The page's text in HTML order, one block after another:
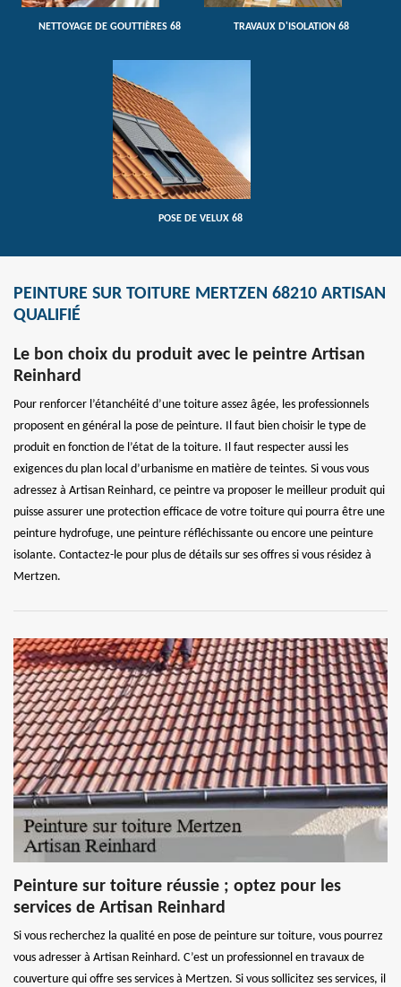
NETTOYAGE DE GOUTTIÈRES 68 TRAVAUX D'ISOLATION 68
POSE DE VELUX 68
PEINTURE SUR TOITURE MERTZEN 68210 ARTISAN
QUALIFIÉ
Le bon choix du produit avec le peintre Artisan
Reinhard
Pour renforcer l’étanchéité d’une toiture assez âgée, les professionnels
proposent en général la pose de peinture. Il faut bien choisir le type de
produit en fonction de l’état de la toiture. Il faut respecter aussi les
exigences du plan local d’urbanisme en matière de teintes. Si vous vous
adressez à Artisan Reinhard, ce peintre va proposer le meilleur produit qui
puisse assurer une protection efficace de votre toiture qui pourra être une
peinture hydrofuge, une peinture réfléchissante ou encore une peinture
isolante. Contactez-le pour plus de détails sur ses offres si vous résidez à
Mertzen.
Peinture sur toiture réussie ; optez pour les
services de Artisan Reinhard
Si vous recherchez la qualité en pose de peinture sur toiture, vous pourrez
vous adresser à Artisan Reinhard. C’est un professionnel en travaux de
couverture qui offre ses services à Mertzen. Si vous sollicitez ses services, il